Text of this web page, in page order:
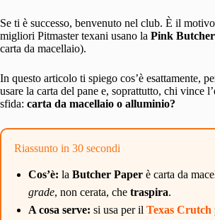
Se ti è successo, benvenuto nel club. È il
migliori Pitmaster texani usano la Pink
carta da macellaio).
In questo articolo ti spiego cos’è esattamente,
usare la carta del pane e, soprattutto, chi vince
sfida: carta da macellaio o alluminio?
Riassunto in 30 secondi
Cos’è: la Butcher Paper è carta da
grade, non cerata, che traspira.
A cosa serve: si usa per il Texas Crutch